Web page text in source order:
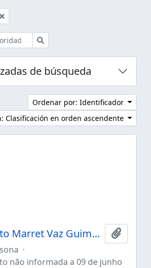
filter:
de búsqueda
Ordenar por: Identificador
Clasificación en orden ascendente
Moacyr Expedito Marret Vaz Guimarães
Añadir
·
não informada a 09 de junho